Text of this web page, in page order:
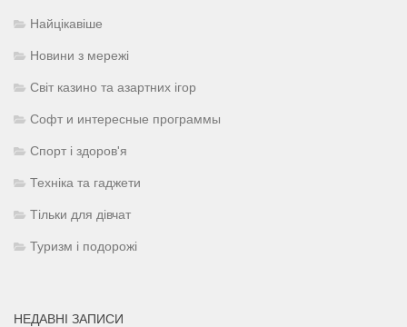
Найцікавіше
Новини з мережі
Світ казино та азартних ігор
Софт и интересные программы
Спорт і здоров'я
Техніка та гаджети
Тільки для дівчат
Туризм і подорожі
НЕДАВНІ ЗАПИСИ